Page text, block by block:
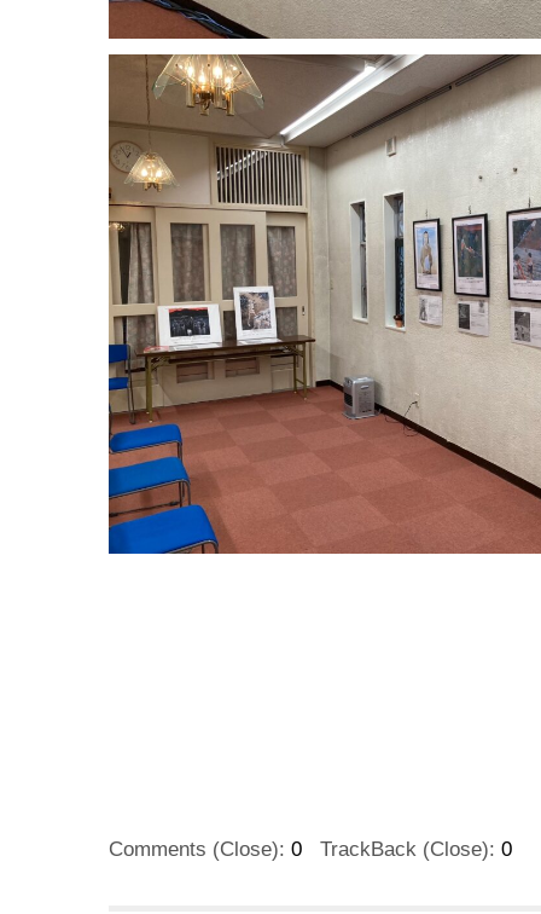
Comments (Close): 0 TrackBack (Close): 0